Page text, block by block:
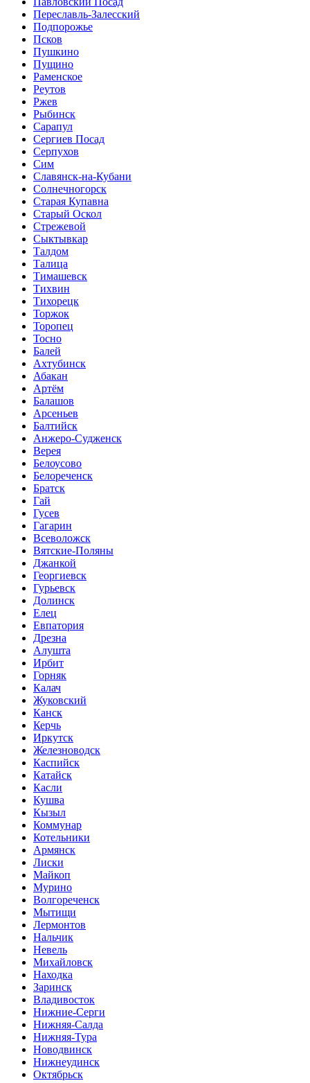
Переславль-Залесский
Подпорожье
Псков
Пушкино
Пущино
Раменское
Реутов
Ржев
Рыбинск
Сарапул
Сергиев Посад
Серпухов
Сим
Славянск-на-Кубани
Солнечногорск
Старая Купавна
Старый Оскол
Стрежевой
Сыктывкар
Талдом
Талица
Тимашевск
Тихвин
Тихорецк
Торжок
Торопец
Тосно
Балей
Ахтубинск
Абакан
Артём
Балашов
Арсеньев
Балтийск
Анжеро-Судженск
Верея
Белоусово
Белореченск
Братск
Гай
Гусев
Гагарин
Всеволожск
Вятские-Поляны
Джанкой
Георгиевск
Гурьевск
Долинск
Елец
Евпатория
Дрезна
Алушта
Ирбит
Горняк
Калач
Жуковский
Канск
Керчь
Иркутск
Железноводск
Каспийск
Катайск
Касли
Кушва
Кызыл
Коммунар
Котельники
Армянск
Лиски
Майкоп
Мурино
Волгореченск
Мытищи
Лермонтов
Нальчик
Невель
Михайловск
Находка
Заринск
Владивосток
Нижние-Серги
Нижняя-Салда
Нижняя-Тура
Новодвинск
Нижнеудинск
Октябрьск